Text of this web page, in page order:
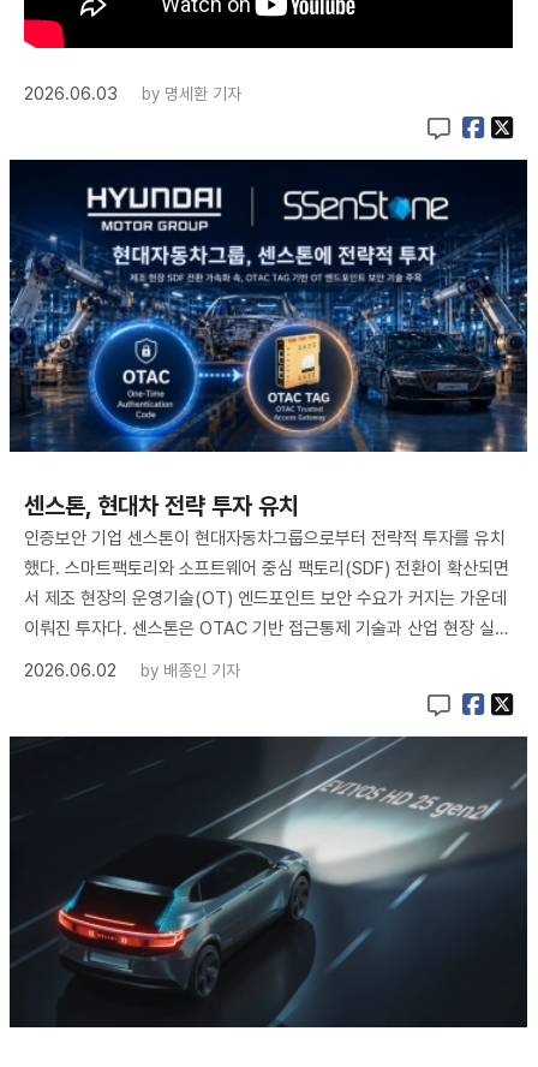
2026.06.03 by 명세환 기자
센스톤, 현대차 전략 투자 유치
인증보안 기업 센스톤이 현대자동차그룹으로부터 전략적 투자를 유치
했다. 스마트팩토리와 소프트웨어 중심 팩토리(SDF) 전환이 확산되면
서 제조 현장의 운영기술(OT) 엔드포인트 보안 수요가 커지는 가운데
이뤄진 투자다. 센스톤은 OTAC 기반 접근통제 기술과 산업 현장 실…
2026.06.02
by 배종인 기자